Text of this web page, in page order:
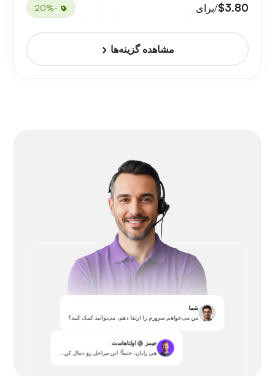
$3.80/برای -20%
مشاهده گزینه‌ها
شما
من می‌خواهم سرورم را ارتقا دهم، می‌توانید کمک کنید؟
جیمز @ اولتاهاست
هی رایان، حتماً! این مراحل رو دنبال کن...